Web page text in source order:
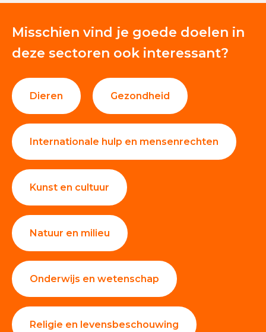
Misschien vind je goede doelen in
deze sectoren ook interessant?
Dieren Gezondheid
Internationale hulp en mensenrechten
Kunst en cultuur
Natuur en milieu
Onderwijs en wetenschap
Religie en levensbeschouwing